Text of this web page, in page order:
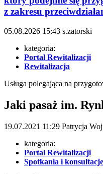
z zakresu
05.08.2026 15:43 s.zatorski
kategoria:
Portal Rewitalizacji
Rewitalizacja
Usługa polegająca na
Jaki pasaż im.
19.07.2021 11:29 Patrycja
kategoria:
Portal Rewitalizacji
Spotkania i konsultacje